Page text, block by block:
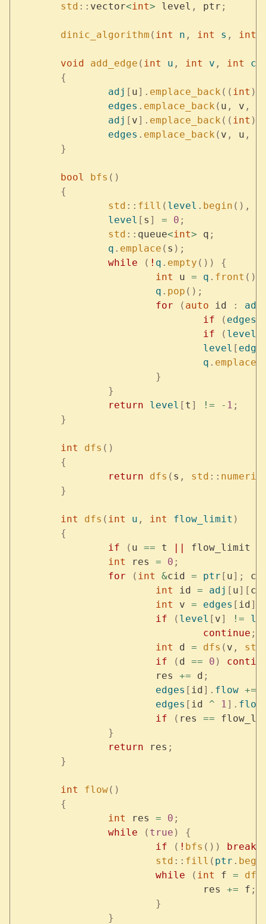
	std
:: vector<int> level , ptr ;
	dinic_algorithm
( int n , int s , int
	void
add_edge ( int u , int v , int
	{
		adj
[ u]. emplace_back (( int )
		edges
. emplace_back ( u , v ,
		adj
[ v]. emplace_back (( int )
		edges
. emplace_back ( v , u ,
	}
	bool
bfs ()
	{
		std
:: fill ( level . begin (),
		level
[ s ] = 0 ;
		std
:: queue<int> q ;
		q
. emplace ( s );
		while
( ! q . empty ())
{
			int
u = q . front ();
			q
. pop ();
			for
( auto id : adj
				if
( edges
				if
( level
				level
[
				q
. emplace
			}
		}
		return
level [ t ] != - 1 ;
	}
	int
dfs ()
	{
		return
dfs ( s , std ::
	}
	int
dfs ( int u , int flow_limit )
	{
		if
( u == t flow_limit
		int
res = 0 ;
		for
( int &cid = ptr [ u];
			int
id = adj [ u][
			int
v = edges [ id ].
			if
( level [ v] !=
				continue
;
			int
d = dfs ( v , std
			if
( d == 0 )
			res
+= d ;
			edges
[ id ]. flow +=
			edges
[ id ^ 1]. flow
			if
( res ==
		}
		return
res ;
	}
	int
flow()
	{
		int
res = 0 ;
		while
( true )
{
			if
( ! bfs ()) break
			std
:: fill ( ptr .
			while
( int f = dfs
				res
+= f ;
			}
		}